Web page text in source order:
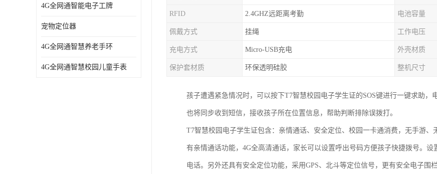
4G全网通智能电子工牌
宠物定位器
4G全网通智慧养老手环
4G全网通智慧校园儿童手表
RFID 2.4GHZ远距离考勤 电池容量
佩戴方式 挂绳 工作电压
充电方式 Micro-USB充电 外壳材质
保护套材质 环保透明硅胶 整机尺寸
孩子遭遇紧急情况时，可以按下T7智慧校园电子学生证的SOS键进行一键求助
也将同步收到短信，接收孩子所在位置信息，帮助判断排除误拨打。
T7智慧校园电子学生证包含：亲情通话、安全定位、校园一卡通消费，无手游
有亲情通话功能，4G全高清通话，家长可以设置呼出号码方便孩子快捷拨号。
电话。另外还具有安全定位功能，采用GPS、北斗等定位信号，更有安全电子围